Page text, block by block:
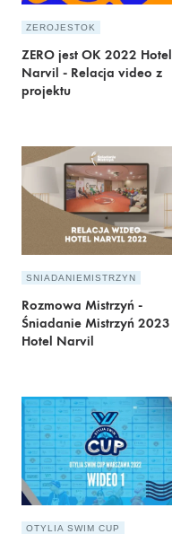
ZEROJESTOK
ZERO jest OK 2022 Hotel
Narvil - Relacja video z
projektu
SNIADANIEMISTRZYN
Rozmowa Mistrzyń -
Śniadanie Mistrzyń 2023
Hotel Narvil
OTYLIA SWIM CUP